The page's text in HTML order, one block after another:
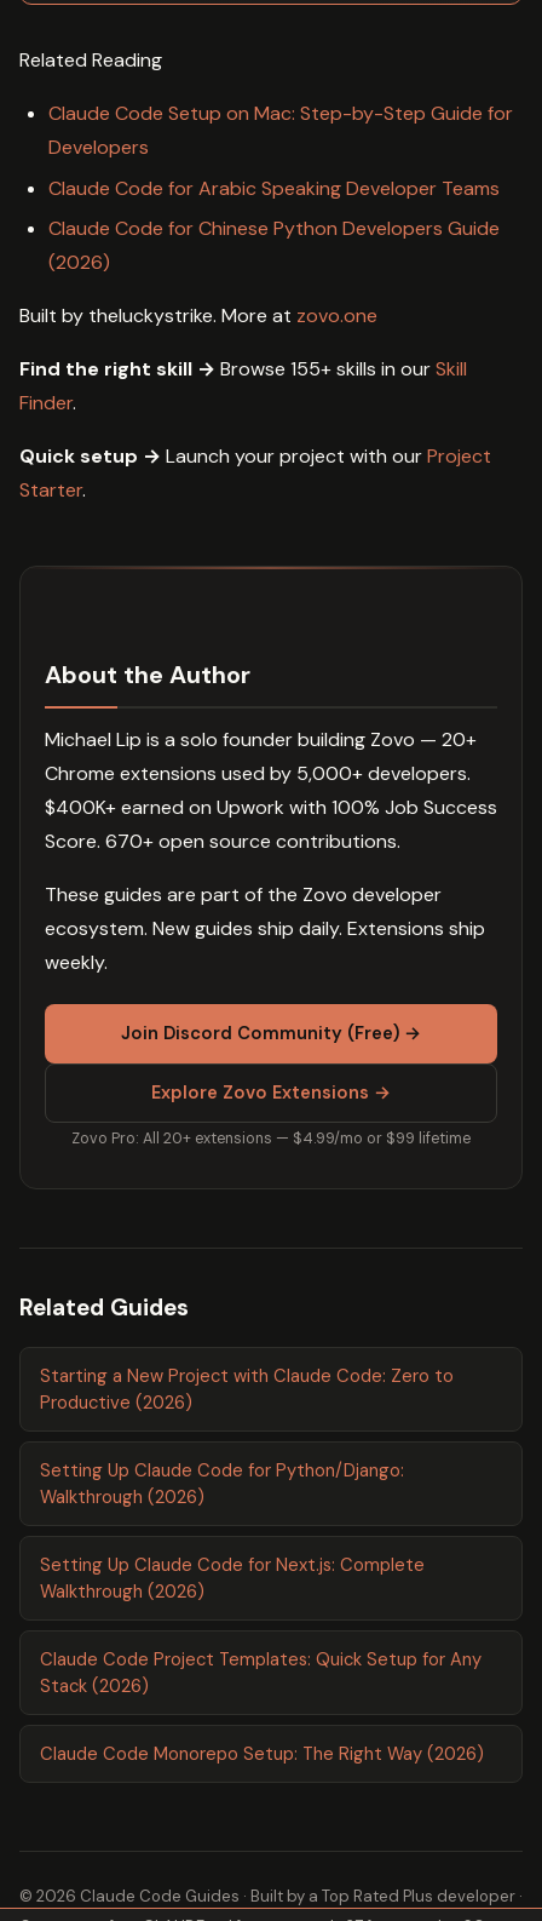
Related Reading
Claude Code Setup on Mac: Step-by-Step Guide for
Developers
Claude Code for Arabic Speaking Developer Teams
Claude Code for Chinese Python Developers Guide
(2026)
Built by theluckystrike. More at zovo.one
Find the right skill → Browse 155+ skills in ourSkill
Finder.
Quick setup → Launch your project with ourProject
Starter.
About the Author
Michael Lip is a solo founder building Zovo — 20+
Chrome extensions used by 5,000+ developers.
$400K+ earned on Upwork with 100% Job Success
Score. 670+ open source contributions.
These guides are part of the Zovo developer
ecosystem. New guides ship daily. Extensions ship
weekly.
Join Discord Community (Free) →
Explore Zovo Extensions →
Zovo Pro: All 20+ extensions — $4.99/mo or $99 lifetime
Related Guides
Starting a New Project with Claude Code: Zero to
Productive (2026)
Setting Up Claude Code for Python/Django:
Walkthrough (2026)
Setting Up Claude Code for Next.js: Complete
Walkthrough (2026)
Claude Code Project Templates: Quick Setup for Any
Stack (2026)
Claude Code Monorepo Setup: The Right Way (2026)
© 2026 Claude Code Guides · Built by a Top Rated Plus developer ·